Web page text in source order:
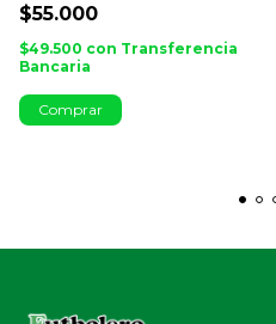
$55.000
$49.500 con Transferencia
Bancaria
Comprar